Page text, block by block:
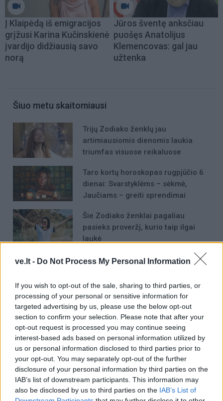
ve.lt - Do Not Process My Personal Information
If you wish to opt-out of the sale, sharing to third parties, or
processing of your personal or sensitive information for
targeted advertising by us, please use the below opt-out
section to confirm your selection. Please note that after your
opt-out request is processed you may continue seeing
interest-based ads based on personal information utilized by
us or personal information disclosed to third parties prior to
your opt-out. You may separately opt-out of the further
disclosure of your personal information by third parties on the
IAB’s list of downstream participants. This information may
also be disclosed by us to third parties on the IAB’s List of
Į Klaipėdą iš emigracijos
grįžusi Karina Kučinskienė
įvardijo didžiausią savo
norą
Jūros šventę anksčiau
puošęs Anatolijus
Klemencovas: gal jau
užtenka
Šiuo metu skaitomiausi
Trijų Zodiako ženklų jau
artimiausiomis dienomis laukia
triumfas visuose reikaluose
Taro kortų horoskopas rugpjūčio 6
dienai: Svarstyklėms – sėkmė,
Jaučiams – greiti sprendimai
Šie Zodiako ženklai pagaliau
pasieks proveržį, kurio taip ilgai
laukė
Raktažodžiai simona starkutė
Komentarai
Rašyti komentarą